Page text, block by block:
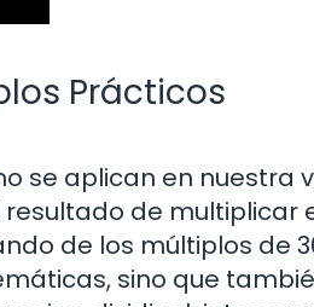
Prácticos
se aplican en nuestra
de multiplicar
de los múltiplos de
sino que